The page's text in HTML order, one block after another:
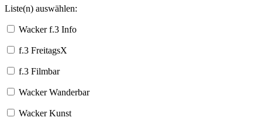
Liste(n) auswählen:
Wacker f.3 Info
f.3 FreitagsX
f.3 Filmbar
Wacker Wanderbar
Wacker Kunst